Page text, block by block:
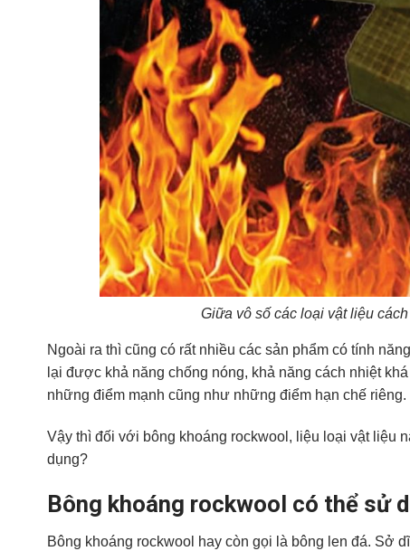
Giữa vô số các loại vật liệu
Ngoài ra thì cũng có rất nhiều các sản phẩm có tính
lại được khả năng chống nóng, khả năng cách nhiệt
những điểm mạnh cũng như những điểm hạn chế riêng.
Vậy thì đối với bông khoáng rockwool, liệu loại vật liệu
dụng?
Bông khoáng rockwool có thể sử
Bông khoáng rockwool hay còn gọi là bông len đá. Sở